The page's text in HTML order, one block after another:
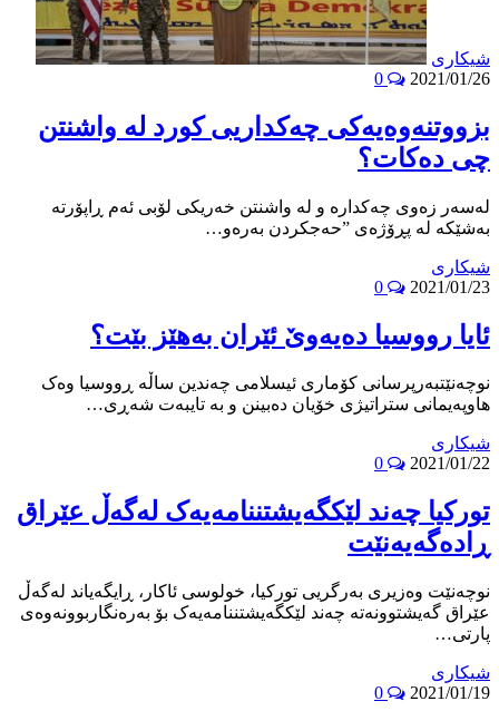
شیکاری
2021/01/26
بزووتنەوەیەکی چەکداریی کورد لە واشنتن
چی دەکات؟
لەسەر زەوی چەکدارە و لە واشنتن خەریکی لۆبی ئەم ڕاپۆرتە
بەشێکە لە پڕۆژەی ”حەجکردن بەرەو…
شیکاری
2021/01/23
ئایا رووسیا ده‌یه‌وێ ئێران به‌هێز بێت؟
نوچه‌نێتبەرپرسانی کۆماری ئیسلامی چەندین ساڵە ڕووسیا وەک
هاوپەیمانی ستراتیژی خۆیان دەبینن و بە تایبەت شەڕی…
شیکاری
2021/01/22
تورکیا چەند لێکگەیشتننامەیەک لەگەڵ عێراق
ڕادەگەیەنێت
نوچه‌نێت وەزیری بەرگریی تورکیا، خولوسی ئاکار، ڕایگەیاند لەگەڵ
عێراق گەیشتوونەتە چەند لێکگەیشتننامەیەک بۆ بەرەنگاربوونەوەی
پارتی…
شیکاری
2021/01/19